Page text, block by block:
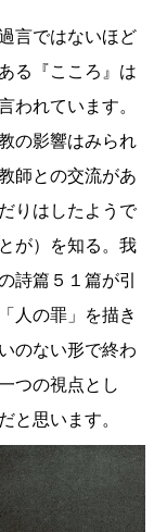
言ではないほど
る『こころ』は
われています。
の影響はみられ
師との交流があ
りはしたようで
が）を知る。我
詩篇５１篇が引
人の罪」を描き
のない形で終わ
つの視点とし
と思います。